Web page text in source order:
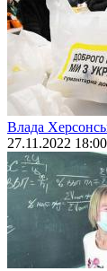
Влада
27.11.2022 18:00